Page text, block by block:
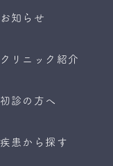
お知らせ
クリニック紹介
初診の方へ
疾患から探す